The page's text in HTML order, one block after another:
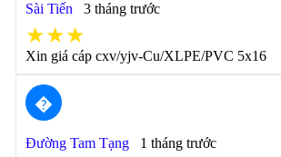
Sài Tiến 3 tháng trước
★★★
Xin giá cáp cxv/yjv-Cu/XLPE/PVC 5x16
�
Đường Tam Tạng 1 tháng trước